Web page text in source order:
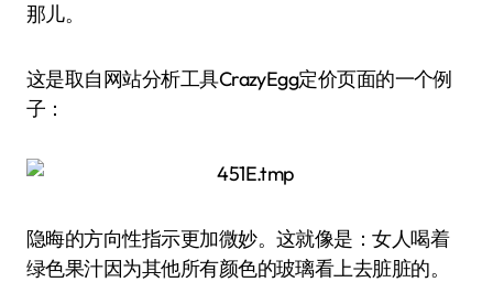
那儿。
这是取自网站分析工具CrazyEgg定价页面的一个例
子：
隐晦的方向性指示更加微妙。这就像是：女人喝着
绿色果汁因为其他所有颜色的玻璃看上去脏脏的。